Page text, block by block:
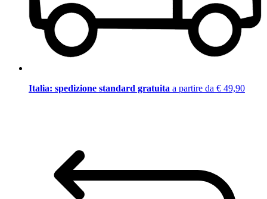
Italia: spedizione standard gratuita a partire da € 49,90